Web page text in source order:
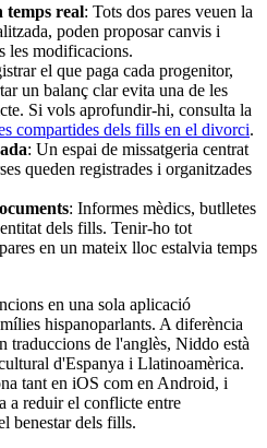
temps real: Tots dos pares veuen la
poden proposar canvis i
les modificacions.
el que paga cada progenitor,
un balanç clar evita una de les
Si vols aprofundir-hi, consulta la
compartides dels fills en el divorci.
: Un espai de missatgeria centrat
queden registrades i organitzades
: Informes mèdics, butlletes
dels fills. Tenir-ho tot
en un mateix lloc estalvia temps
en una sola aplicació
hispanoparlants. A diferència
traduccions de l'anglès, Niddo està
d'Espanya i Llatinoamèrica.
tant en iOS com en Android, i
a reduir el conflicte entre
benestar dels fills.